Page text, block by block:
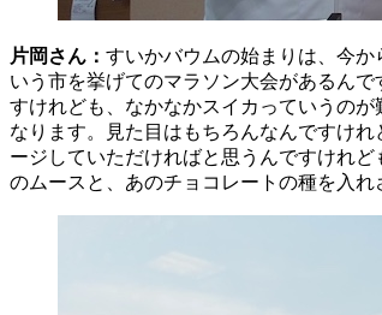
片岡さん： すいかバウムの始まりは、今
いう市を挙げてのマラソン大会があるん
すけれども、なかなかスイカっていうの
なります。見た目はもちろんなんですけ
ージしていただければと思うんですけれ
のムースと、あのチョコレートの種を入